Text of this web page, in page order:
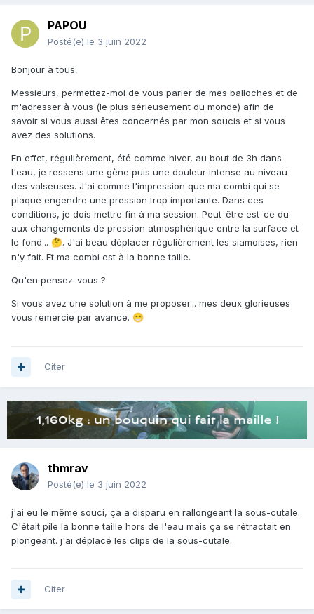
PAPOU
Posté(e) le 3 juin 2022
Bonjour à tous,
Messieurs, permettez-moi de vous parler de mes balloches et de
m'adresser à vous (le plus sérieusement du monde) afin de
savoir si vous aussi êtes concernés par mon soucis et si vous
avez des solutions.
En effet, régulièrement, été comme hiver, au bout de 3h dans
l'eau, je ressens une gène puis une douleur intense au niveau
des valseuses. J'ai comme l'impression que ma combi qui se
plaque engendre une pression trop importante. Dans ces
conditions, je dois mettre fin à ma session. Peut-être est-ce du
aux changements de pression atmosphérique entre la surface et
le fond... 🤔. J'ai beau déplacer régulièrement les siamoises, rien
n'y fait. Et ma combi est à la bonne taille.
Qu'en pensez-vous ?
Si vous avez une solution à me proposer... mes deux glorieuses
vous remercie par avance. 😁
Citer
thmrav
Posté(e) le 3 juin 2022
j'ai eu le même souci, ça a disparu en rallongeant la sous-cutale.
C'était pile la bonne taille hors de l'eau mais ça se rétractait en
plongeant. j'ai déplacé les clips de la sous-cutale.
Citer